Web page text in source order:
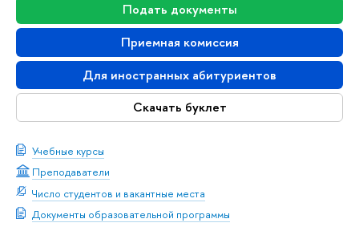
Подать документы
Приемная комиссия
Для иностранных абитуриентов
Скачать буклет
Учебные курсы
Преподаватели
Число студентов и вакантные места
Документы образовательной программы